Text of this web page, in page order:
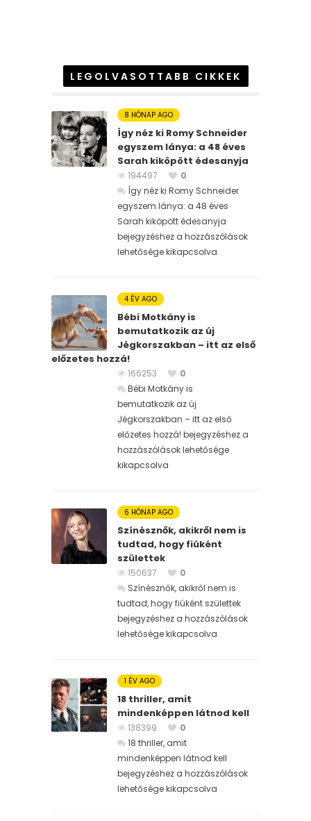
LEGOLVASOTTABB CIKKEK
8 HÓNAP AGO
Így néz ki Romy Schneider
egyszem lánya: a 48 éves
Sarah kiköpött édesanyja
194497
0
Így néz ki Romy Schneider
egyszem lánya: a 48 éves
Sarah kiköpött édesanyja
bejegyzéshez a hozzászólások
lehetősége kikapcsolva
4 ÉV AGO
Bébi Motkány is
bemutatkozik az új
Jégkorszakban – itt az első
előzetes hozzá!
166253
0
Bébi Motkány is
bemutatkozik az új
Jégkorszakban – itt az első
előzetes hozzá! bejegyzéshez a
hozzászólások lehetősége
kikapcsolva
6 HÓNAP AGO
Színésznők, akikről nem is
tudtad, hogy fiúként
születtek
150637
0
Színésznők, akikről nem is
tudtad, hogy fiúként születtek
bejegyzéshez a hozzászólások
lehetősége kikapcsolva
1 ÉV AGO
18 thriller, amit
mindenképpen látnod kell
138399
0
18 thriller, amit
mindenképpen látnod kell
bejegyzéshez a hozzászólások
lehetősége kikapcsolva